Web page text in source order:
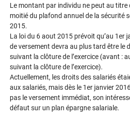
Le montant par individu ne peut au titre
moitié du plafond annuel de la sécurité
2015.
La loi du 6 aout 2015 prévoit qu’au 1er
de versement devra au plus tard être le
suivant la clôture de l’exercice (avant :
suivant la clôture de l’exercice).
Actuellement, les droits des salariés
aux salariés, mais dès le 1er janvier
pas le versement immédiat, son
défaut sur un plan épargne salariale.